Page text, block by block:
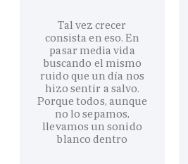
Tal vez crecer
consista en eso. En
pasar media vida
buscando el mismo
ruido que un día nos
hizo sentir a salvo.
Porque todos, aunque
no lo sepamos,
llevamos un sonido
blanco dentro